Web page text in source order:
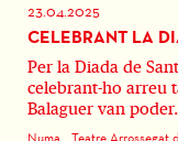
23.04.2025
CELEBRANT LA
Per la Diada de
celebrant-ho arreu
Balaguer van
Numa Teatre Arrossegat